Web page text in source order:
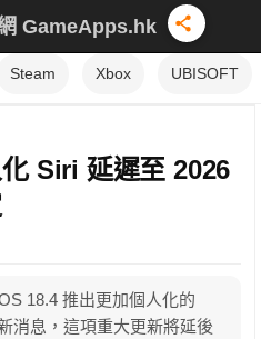
GameApps.hk
Steam Xbox UBISOFT
Siri 延遲至 2026
18.4 推出更加個人化的
消息，這項重大更新將延後